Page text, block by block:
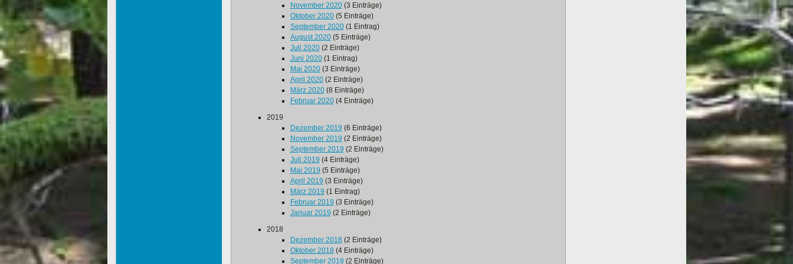
November 2020(3 Einträge)
Oktober 2020(5 Einträge)
September 2020(1 Eintrag)
August 2020(5 Einträge)
Juli 2020(2 Einträge)
Juni 2020(1 Eintrag)
Mai 2020(3 Einträge)
April 2020(2 Einträge)
März 2020(8 Einträge)
Februar 2020(4 Einträge)
2019
Dezember 2019 (6 Einträge)
November 2019 (2 Einträge)
September 2019 (2 Einträge)
Juli 2019 (4 Einträge)
Mai 2019 (5 Einträge)
April 2019 (3 Einträge)
März 2019 (1 Eintrag)
Februar 2019 (3 Einträge)
Januar 2019 (2 Einträge)
2018
Dezember 2018(2 Einträge)
Oktober 2018(4 Einträge)
September 2018(2 Einträge)